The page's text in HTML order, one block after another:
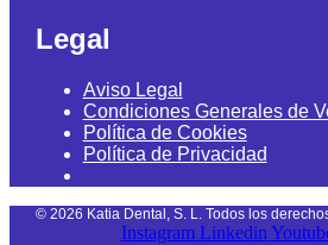
Legal
Aviso Legal
Condiciones Generales de
Política de Cookies
Política de Privacidad
© 2026 Katia Dental, S. L. Todos los
Instagram Linkedin